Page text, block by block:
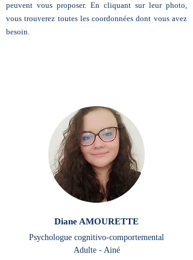
peuvent vous proposer. En cliquant sur leur photo,
vous trouverez toutes les coordonnées dont vous avez
besoin.
Diane AMOURETTE
Psychologue cognitivo-comportemental
Adulte - Ainé